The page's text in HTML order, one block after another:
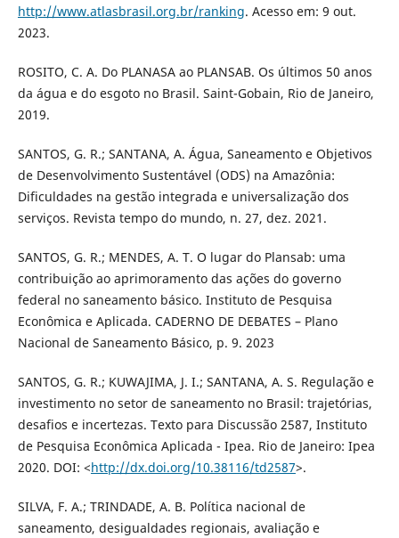
http://www.atlasbrasil.org.br/ranking. Acesso em: 9 out.
2023.
ROSITO, C. A. Do PLANASA ao PLANSAB. Os últimos 50 anos
da água e do esgoto no Brasil. Saint-Gobain, Rio de Janeiro,
2019.
SANTOS, G. R.; SANTANA, A. Água, Saneamento e Objetivos
de Desenvolvimento Sustentável (ODS) na Amazônia:
Dificuldades na gestão integrada e universalização dos
serviços. Revista tempo do mundo, n. 27, dez. 2021.
SANTOS, G. R.; MENDES, A. T. O lugar do Plansab: uma
contribuição ao aprimoramento das ações do governo
federal no saneamento básico. Instituto de Pesquisa
Econômica e Aplicada. CADERNO DE DEBATES – Plano
Nacional de Saneamento Básico, p. 9. 2023
SANTOS, G. R.; KUWAJIMA, J. I.; SANTANA, A. S. Regulação e
investimento no setor de saneamento no Brasil: trajetórias,
desafios e incertezas. Texto para Discussão 2587, Instituto
de Pesquisa Econômica Aplicada - Ipea. Rio de Janeiro: Ipea
2020. DOI: <http://dx.doi.org/10.38116/td2587>.
SILVA, F. A.; TRINDADE, A. B. Política nacional de
saneamento, desigualdades regionais, avaliação e